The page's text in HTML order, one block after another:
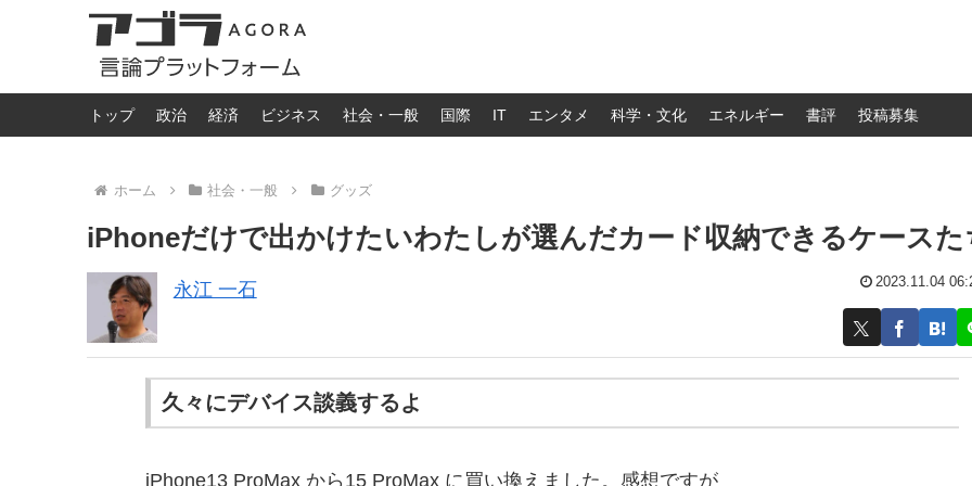
トップ 政治 経済 ビジネス 社会・一般 国際 IT エンタメ 科学・文化 エネルギー 書評 投稿募集
ホーム 社会・一般 グッズ
iPhoneだけで出かけたいわたしが選んだカード収納できるケースた
永江 一石 2023.11.04
久々にデバイス談義するよ
iPhone13 ProMax から15 ProMax に買い換えました。感想ですが